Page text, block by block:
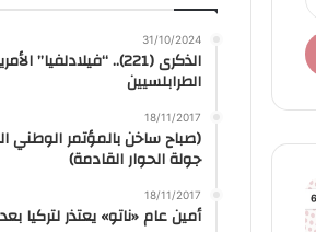
31/10/2024
الذكرى (221)..
الطرابلسيين
18/11/2017
(صباح ساخن بالمؤتمر الوطني
جولة الحوار القادمة)
18/11/2017
أمين عام «ناتو» يعتذر لتركيا